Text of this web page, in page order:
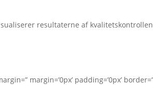
resultaterne af
margin=’0px’ padding=’0px’